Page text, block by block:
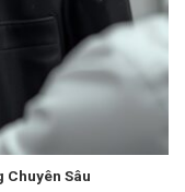
Chuyên Sâu